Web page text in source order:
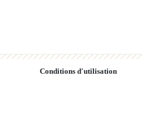
Conditions d'utilisation